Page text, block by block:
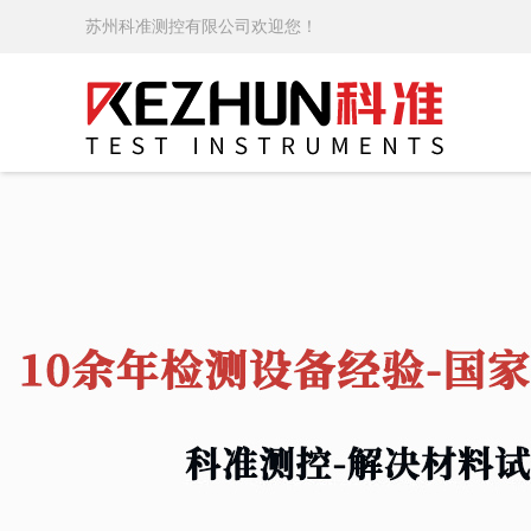
苏州科准测控有限公司欢迎您！